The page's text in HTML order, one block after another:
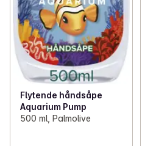
Flytende håndsåpe
Aquarium Pump
500 ml, Palmolive